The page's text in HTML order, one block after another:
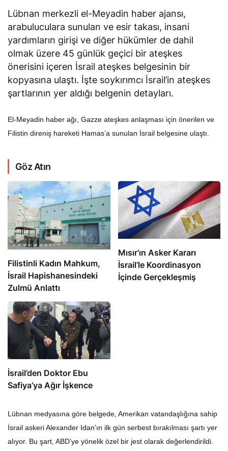
Lübnan merkezli el-Meyadin haber ajansı,
arabuluculara sunulan ve esir takası, insani
yardımların girişi ve diğer hükümler de dahil
olmak üzere 45 günlük geçici bir ateşkes
önerisini içeren İsrail ateşkes belgesinin bir
kopyasına ulaştı. İşte soykırımcı İsrail’in ateşkes
şartlarının yer aldığı belgenin detayları.
El-Meyadin haber ağı, Gazze ateşkes anlaşması için önerilen ve
Filistin direniş hareketi Hamas’a sunulan İsrail belgesine ulaştı.
Göz Atın
Filistinli Kadın Mahkum,
İsrail Hapishanesindeki
Zulmü Anlattı
Mısır’ın Asker Kararı
İsrail’le Koordinasyon
İçinde Gerçekleşmiş
İsrail’den Doktor Ebu
Safiya’ya Ağır İşkence
Lübnan medyasına göre belgede, Amerikan vatandaşlığına sahip
İsrail askeri Alexander Idan’ın ilk gün serbest bırakılması şartı yer
alıyor. Bu şart, ABD’ye yönelik özel bir jest olarak değerlendirildi.